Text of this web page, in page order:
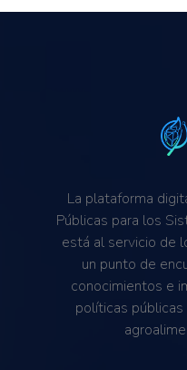
La plataforma
Públicas para los
está al servicio de
un punto de
conocimientos e
políticas